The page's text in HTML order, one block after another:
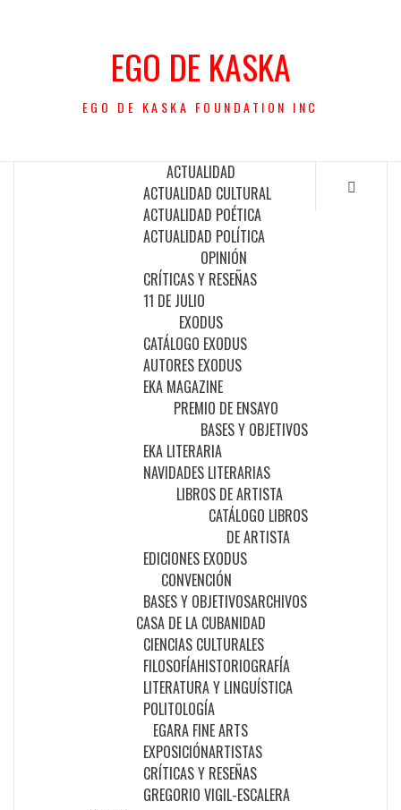
EGO DE KASKA
EGO DE KASKA FOUNDATION INC
ACTUALIDAD
ACTUALIDAD CULTURAL
ACTUALIDAD POÉTICA
ACTUALIDAD POLÍTICA
OPINIÓN
CRÍTICAS Y RESEÑAS
11 DE JULIO
EXODUS
CATÁLOGO EXODUS
AUTORES EXODUS
EKA MAGAZINE
PREMIO DE ENSAYO
BASES Y OBJETIVOS
EKA LITERARIA
NAVIDADES LITERARIAS
LIBROS DE ARTISTA
CATÁLOGO LIBROS
DE ARTISTA
EDICIONES EXODUS
CONVENCIÓN
BASES Y OBJETIVOSARCHIVOS
CASA DE LA CUBANIDAD
CIENCIAS CULTURALES
FILOSOFÍAHISTORIOGRAFÍA
LITERATURA Y LINGUÍSTICA
POLITOLOGÍA
EGARA FINE ARTS
EXPOSICIÓNARTISTAS
CRÍTICAS Y RESEÑAS
GREGORIO VIGIL-ESCALERA